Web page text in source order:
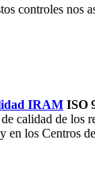
controles nos
IRAM ISO
calidad de los
en los Centros